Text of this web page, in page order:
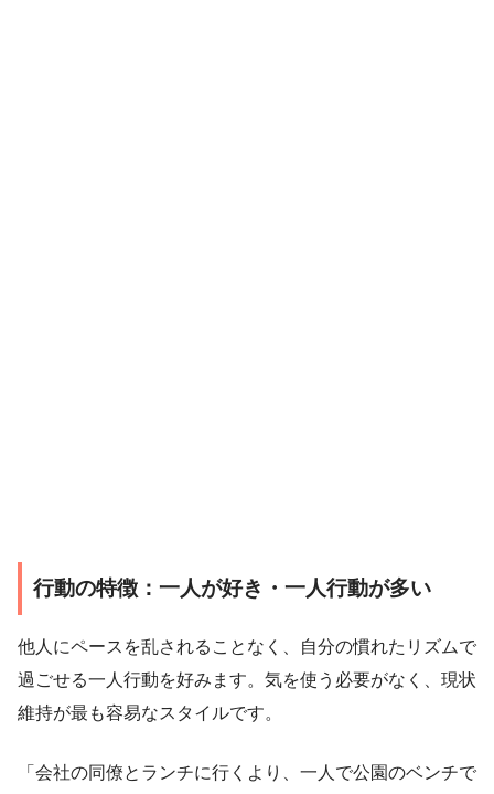
行動の特徴：一人が好き・一人行動が多い
他人にペースを乱されることなく、自分の慣れたリズムで
過ごせる一人行動を好みます。気を使う必要がなく、現状
維持が最も容易なスタイルです。
「会社の同僚とランチに行くより、一人で公園のベンチで